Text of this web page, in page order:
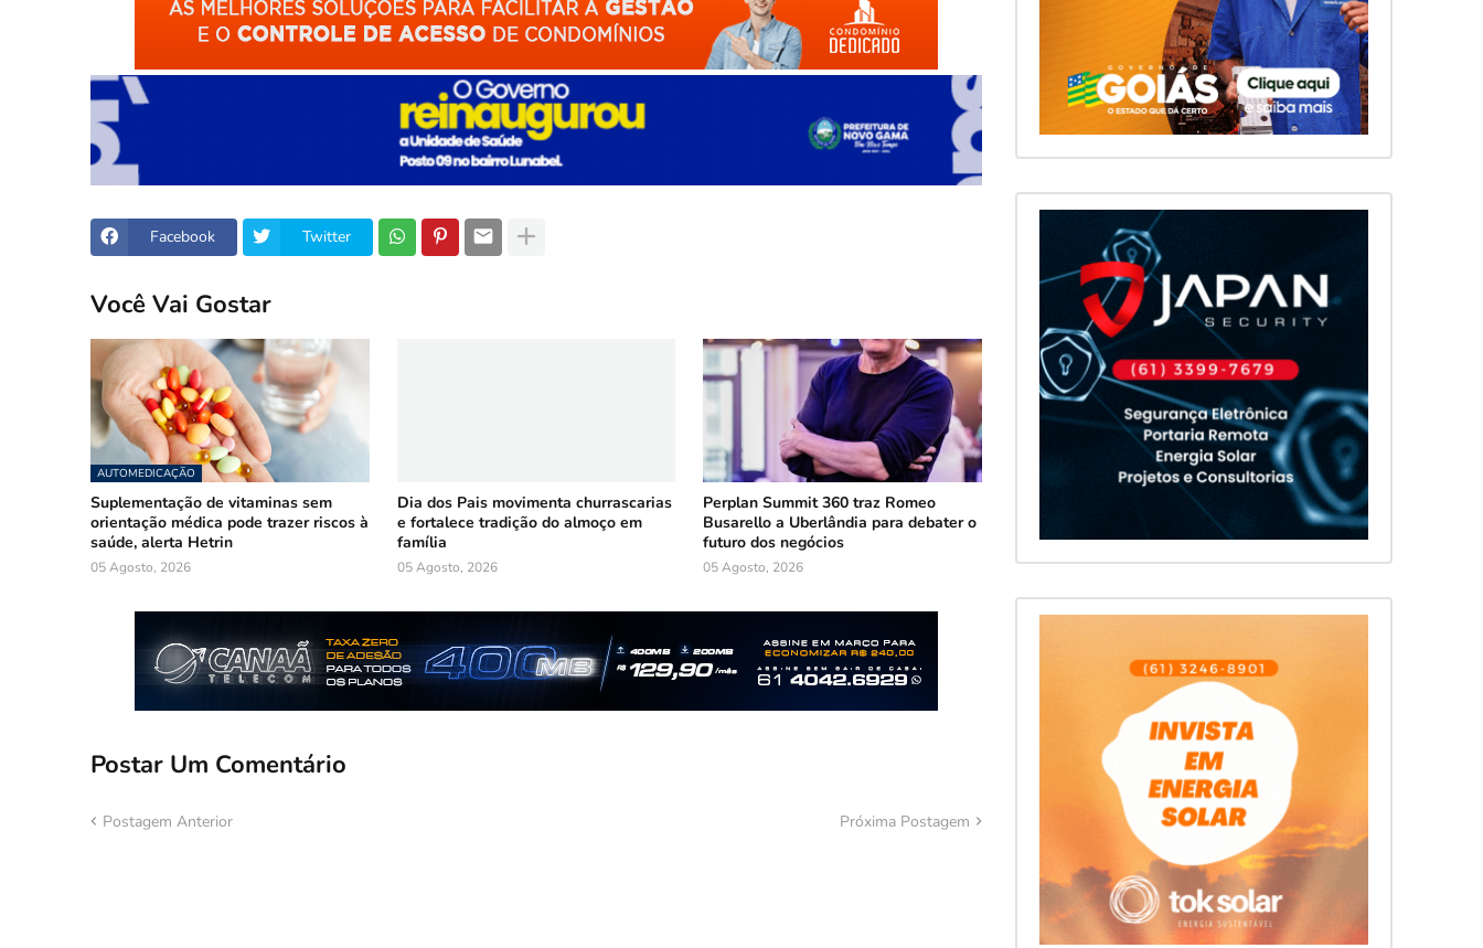
Facebook Twitter
Você Vai Gostar
AUTOMEDICAÇÃO
Suplementação de vitaminas sem
orientação médica pode trazer riscos à
saúde, alerta Hetrin
05 Agosto, 2026
Dia dos Pais movimenta churrascarias
e fortalece tradição do almoço em
família
05 Agosto, 2026
Perplan Summit 360 traz Romeo
Busarello a Uberlândia para debater o
futuro dos negócios
05 Agosto, 2026
Postar Um Comentário
Postagem Anterior Próxima Postagem